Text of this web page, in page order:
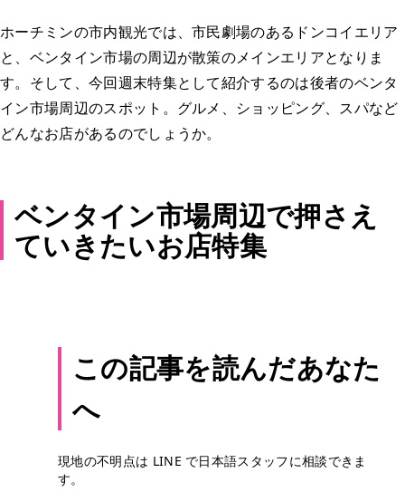
ホーチミンの市内観光では、市民劇場のあるドンコイエリア
と、ベンタイン市場の周辺が散策のメインエリアとなりま
す。そして、今回週末特集として紹介するのは後者のベンタ
イン市場周辺のスポット。グルメ、ショッピング、スパなど
どんなお店があるのでしょうか。
ベンタイン市場周辺で押さえ
ていきたいお店特集
この記事を読んだあなた
へ
現地の不明点は LINE で日本語スタッフに相談できま
す。